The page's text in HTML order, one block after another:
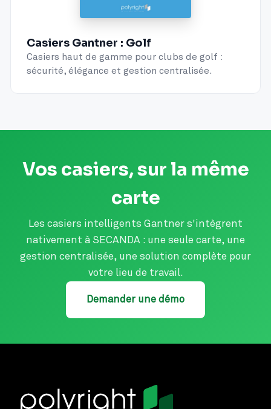
Casiers Gantner : Golf
Casiers haut de gamme pour clubs de golf :
sécurité, élégance et gestion centralisée.
Vos casiers, sur la même
carte
Les casiers intelligents Gantner s'intègrent
nativement à SECANDA : une seule carte, une
gestion centralisée, une solution complète pour
votre lieu de travail.
Demander une démo